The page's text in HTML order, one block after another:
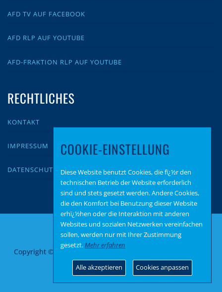
AFD TV AUF FACEBOOK
AFD RLP AUF YOUTUBE
AFD-FRAKTION RLP AUF YOUTUBE
RECHTLICHES
KONTAKT
IMPRESSUM
DATENSCHUTZ
Copyright © 2026 AfD Fraktion Koblenz
von FameThemes
COOKIE-EINSTELLUNG
Diese Website benutzt Cookies, die fï¿½r den
technischen Betrieb der Website erforderlich
sind und stets gesetzt werden. Andere Cookies,
die den Komfort bei Benutzung dieser Website
erhï¿½hen oder die Interaktion mit anderen
Websites und sozialen Netzwerken vereinfachen
sollen, werden nur mit Ihrer Zustimmung
gesetzt.Mehr erfahren
Alle akzeptieren Cookies anpassen